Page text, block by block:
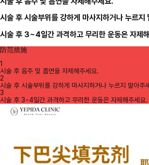
시술 후 시술부위를 강하게 마사지하거나 누르지
시술 후 3~4일간 과격하고 무리한 운동은 자제
防范措施
1
시술 후 음주 및 흡연을 자제해주세요.
2
시술 후 시술부위를 강하게 마사지하거나 누르지 말아주
3
시술 후 3~4일간 과격하고 무리한 운동은 자제해주세요.